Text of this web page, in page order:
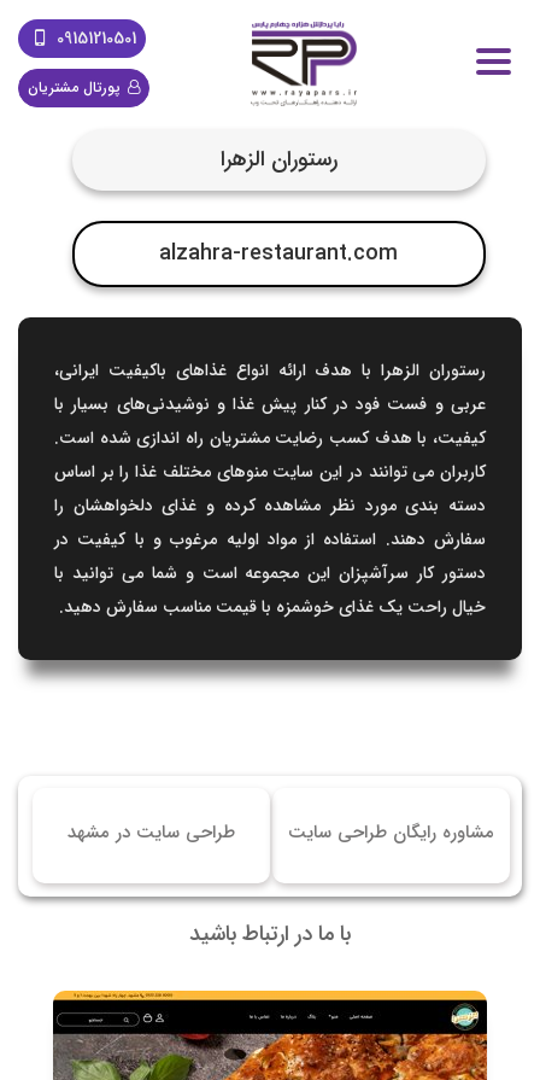
09151210501
پورتال مشتریان
رستوران الزهرا
alzahra-restaurant.com
رستوران الزهرا با هدف ارائه انواع غذاهای باکیفیت ایرانی،
عربی و فست فود در کنار پیش غذا و نوشیدنی‌های بسیار با
کیفیت، با هدف کسب رضایت مشتریان راه اندازی شده است.
کاربران می توانند در این سایت منوهای مختلف غذا را بر اساس
دسته بندی مورد نظر مشاهده کرده و غذای دلخواهشان را
سفارش دهند. استفاده از مواد اولیه مرغوب و با کیفیت در
دستور کار سرآشپزان این مجموعه است و شما می توانید با
خیال راحت یک غذای خوشمزه با قیمت مناسب سفارش دهید.
مشاوره رایگان طراحی سایت طراحی سایت در مشهد
با ما در ارتباط باشید